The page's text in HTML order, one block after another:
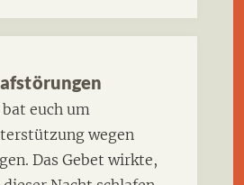
bat euch um
wegen
Das Gebet wirkte,